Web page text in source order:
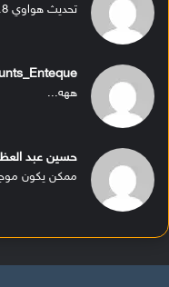
تحديث هواوي 8...
ههه...
حسين عبد
ممكن يكون